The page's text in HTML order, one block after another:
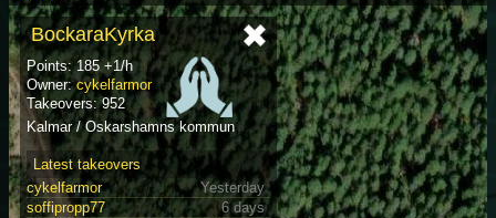
BockaraKyrka
Points: 185 +1/h
Owner:cykelfarmor
Takeovers: 952
Kalmar / Oskarshamns kommun
Latest takeovers
cykelfarmor
Yesterday
soffipropp77
6 days